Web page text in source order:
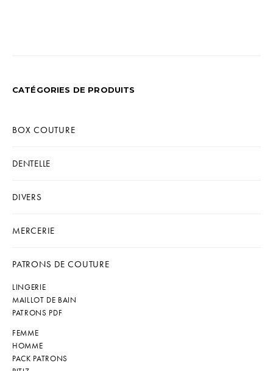
être
la
CATÉGORIES DE PRODUITS
BOX COUTURE
DENTELLE
DIVERS
MERCERIE
PATRONS DE COUTURE
LINGERIE
MAILLOT DE BAIN
PATRONS PDF
FEMME
HOMME
PACK PATRONS